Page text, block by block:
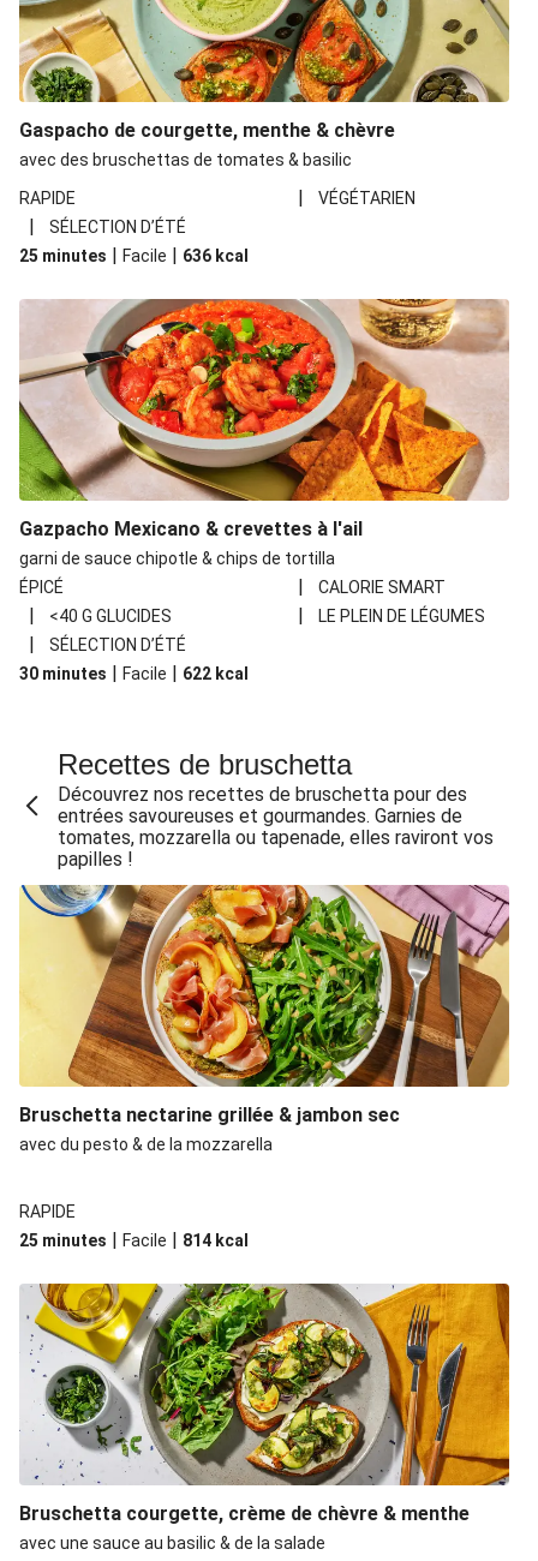
Gaspacho de courgette, menthe & chèvre
avec des bruschettas de tomates & basilic
RAPIDE
| VÉGÉTARIEN
|
SÉLECTION D’ÉTÉ
25 minutes | Facile | 636 kcal
Gazpacho Mexicano & crevettes à l'ail
garni de sauce chipotle & chips de tortilla
ÉPICÉ
| CALORIE SMART
| <40 G GLUCIDES | LE PLEIN DE LÉGUMES
|
SÉLECTION D’ÉTÉ
30 minutes | Facile | 622 kcal
Recettes de bruschetta
Découvrez nos recettes de bruschetta pour des
entrées savoureuses et gourmandes. Garnies de
tomates, mozzarella ou tapenade, elles raviront vos
papilles !
Bruschetta nectarine grillée & jambon sec
avec du pesto & de la mozzarella
RAPIDE
25 minutes | Facile | 814 kcal
Bruschetta courgette, crème de chèvre & menthe
avec une sauce au basilic & de la salade